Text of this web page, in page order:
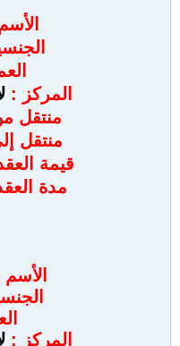
المركز :
منتقل
منتقل
قيمة
مدة
الأسم
المركز :